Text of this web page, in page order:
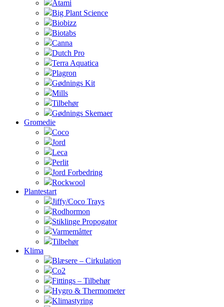
Atami
Big Plant Science
Biobizz
Biotabs
Canna
Dutch Pro
Terra Aquatica
Plagron
Gødnings Kit
Mills
Tilbehør
Gødnings Skemaer
Gromedie
Coco
Jord
Leca
Perlit
Jord Forbedring
Rockwool
Plantestart
Jiffy/Coco Trays
Rodhormon
Stiklinge Propogator
Varmemåtter
Tilbehør
Klima
Blæsere – Cirkulation
Co2
Fittings – Tilbehør
Hygro & Thermometer
Klimastyring